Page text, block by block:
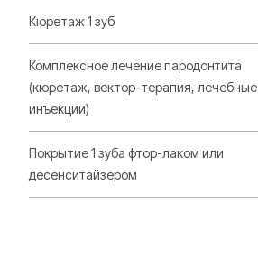
Кюретаж 1 зуб
Комплексное лечение пародонтита
(кюретаж, вектор-терапия, лечебные
инъекции)
Покрытие 1 зуба фтор-лаком или
десенситайзером